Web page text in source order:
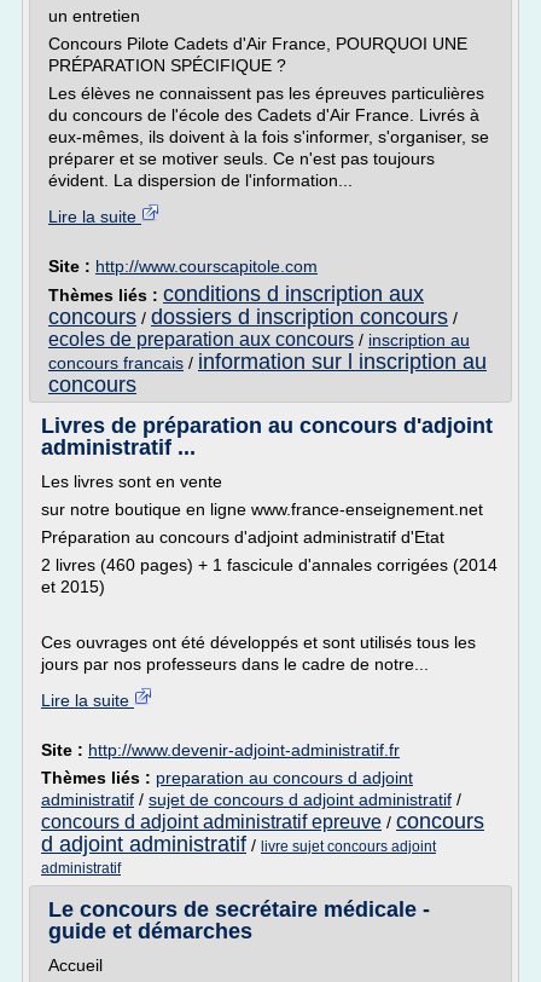
un entretien
Concours Pilote Cadets d'Air France, POURQUOI UNE
PRÉPARATION SPÉCIFIQUE ?
Les élèves ne connaissent pas les épreuves particulières
du concours de l'école des Cadets d'Air France. Livrés à
eux-mêmes, ils doivent à la fois s'informer, s'organiser, se
préparer et se motiver seuls. Ce n'est pas toujours
évident. La dispersion de l'information...
Lire la suite
Site : http://www.courscapitole.com
Thèmes liés : conditions d inscription aux
concours / dossiers d inscription concours /
ecoles de preparation aux concours / inscription au
concours francais / information sur l inscription au
concours
Livres de préparation au concours d'adjoint
administratif ...
Les livres sont en vente
sur notre boutique en ligne www.france-enseignement.net
Préparation au concours d'adjoint administratif d'Etat
2 livres (460 pages) + 1 fascicule d'annales corrigées (2014
et 2015)
Ces ouvrages ont été développés et sont utilisés tous les
jours par nos professeurs dans le cadre de notre...
Lire la suite
Site : http://www.devenir-adjoint-administratif.fr
Thèmes liés : preparation au concours d adjoint
administratif / sujet de concours d adjoint administratif /
concours d adjoint administratif epreuve / concours
d adjoint administratif / livre sujet concours adjoint
administratif
Le concours de secrétaire médicale -
guide et démarches
Accueil